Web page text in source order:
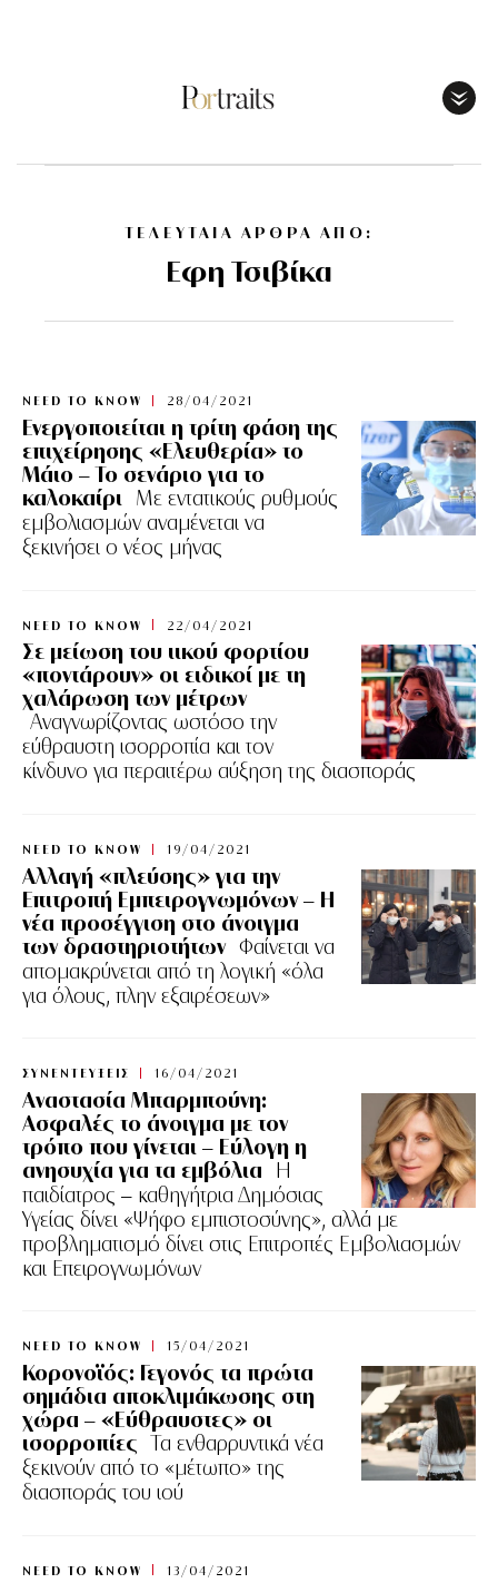
ΤΕΛΕΥΤΑΙΑ ΑΡΘΡΑ ΑΠΟ:
Eφη Τσιβίκα
NEED TO KNOW 28/04/2021
Ενεργοποιείται η τρίτη φάση της
επιχείρησης «Ελευθερία» το
Μάιο – Το σενάριο για το
καλοκαίρι
Με εντατικούς ρυθμούς
εμβολιασμών αναμένεται να
ξεκινήσει ο νέος μήνας
NEED TO KNOW 22/04/2021
Σε μείωση του ιικού φορτίου
«ποντάρουν» οι ειδικοί με τη
χαλάρωση των μέτρων
Aναγνωρίζοντας ωστόσο την
εύθραυστη ισορροπία και τον
κίνδυνο για περαιτέρω αύξηση της διασποράς
NEED TO KNOW 19/04/2021
Αλλαγή «πλεύσης» για την
Επιτροπή Εμπειρογνωμόνων – Η
νέα προσέγγιση στο άνοιγμα
των δραστηριοτήτων Φαίνεται να
απομακρύνεται από τη λογική «όλα
για όλους, πλην εξαιρέσεων»
ΣΥΝΕΝΤΕΥΞΕΙΣ 16/04/2021
Αναστασία Μπαρμπούνη:
Ασφαλές το άνοιγμα με τον
τρόπο που γίνεται – Εύλογη η
ανησυχία για τα εμβόλια
Η
παιδίατρος – καθηγήτρια Δημόσιας
Υγείας δίνει «Ψήφο εμπιστοσύνης», αλλά με
προβληματισμό δίνει στις Επιτροπές Εμβολιασμών
και Επειρογνωμόνων
NEED TO KNOW 15/04/2021
Κορονοϊός: Γεγονός τα πρώτα
σημάδια αποκλιμάκωσης στη
χώρα – «Εύθραυστες» οι
ισορροπίες
Τα ενθαρρυντικά νέα
ξεκινούν από το «μέτωπο» της
διασποράς του ιού
NEED TO KNOW 13/04/2021